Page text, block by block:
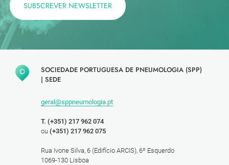
SUBSCREVER NEWSLETTER
SOCIEDADE PORTUGUESA DE PNEUMOLOGIA (SPP)
| SEDE
geral@sppneumologia.pt
T. (+351) 217 962 074
ou (+351) 217 962 075
Rua Ivone Silva, 6 (Edifício ARCIS), 6º Esquerdo
1069-130 Lisboa